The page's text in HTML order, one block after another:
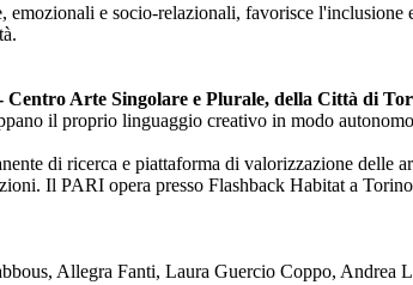
e socio-relazionali, favorisce l'inclusione
Centro Arte Singolare e Plurale, della Città di
il proprio linguaggio creativo in modo
di ricerca e piattaforma di valorizzazione delle
Il PARI opera presso Flashback Habitat a
Allegra Fanti, Laura Guercio Coppo, Andrea